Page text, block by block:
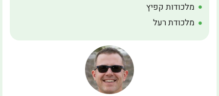
מלכודות קפיץ
מלכודת רעל